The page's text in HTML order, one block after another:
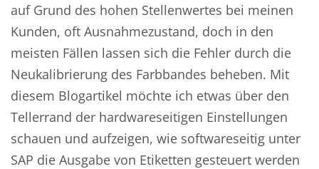
auf Grund des hohen Stellenwertes bei meinen
Kunden, oft Ausnahmezustand, doch in den
meisten Fällen lassen sich die Fehler durch die
Neukalibrierung des Farbbandes beheben. Mit
diesem Blogartikel möchte ich etwas über den
Tellerrand der hardwareseitigen Einstellungen
schauen und aufzeigen, wie softwareseitig unter
SAP die Ausgabe von Etiketten gesteuert werden